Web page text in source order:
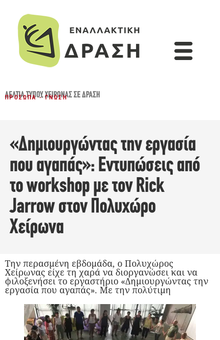
ΔΕΛΤΊΑ ΤΎΠΟΥ,ΧΕΊΡΩΝΑΣ ΣΕ ΔΡΆΣΗ
ΠΡΌΣΩΠΑ - ΓΝΏΣΗ
«Δημιουργώντας την εργασία
που αγαπάς»: Εντυπώσεις από
το workshop με τον Rick
Jarrow στον Πολυχώρο
Χείρωνα
Την περασμένη εβδομάδα, ο Πολυχώρος
Χείρωνας είχε τη χαρά να διοργανώσει και να
φιλοξενήσει το εργαστήριο «Δημιουργώντας την
εργασία που αγαπάς». Με την πολύτιμη